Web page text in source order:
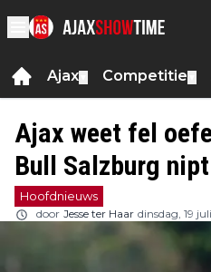
Ajax Competitie
Ajax weet fel
Bull Salzburg
Hoofdnieuws
door Jesse ter Haar dinsdag, 19